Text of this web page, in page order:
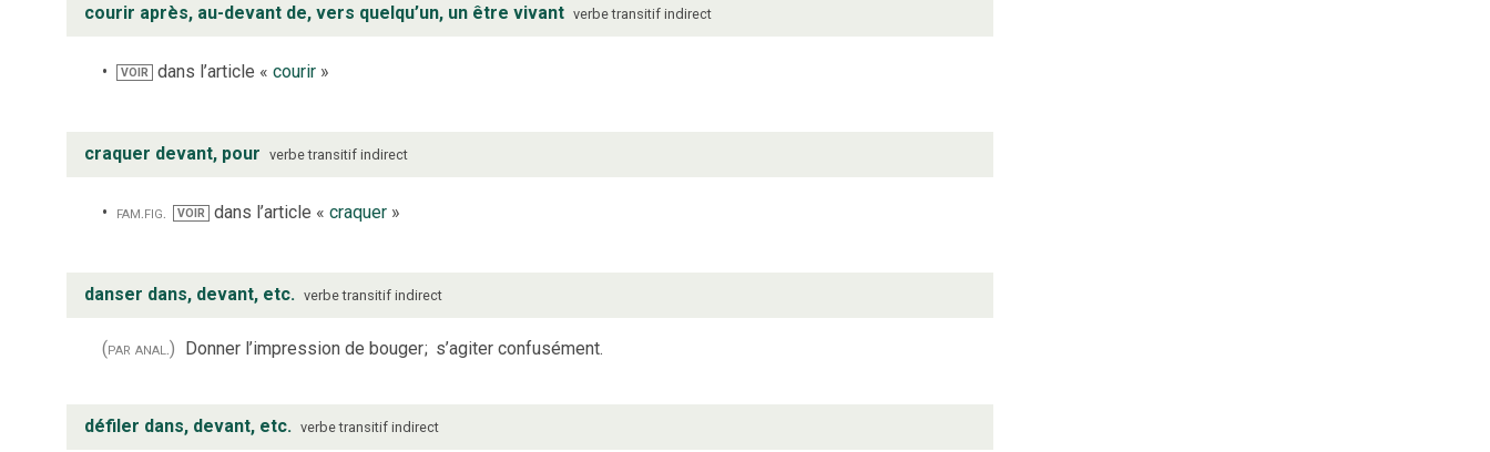
courir après, au-devant de, vers quelqu’un, un être vivant verbe transitif indirect
VOIR dans l’article «courir »
craquer devant, pour verbe transitif indirect
fam. fig. VOIR dans l’article « craquer»
danser dans, devant, etc. verbe transitif indirect
(par anal.) Donner l’impression de bouger; s’agiter confusément.
défiler dans, devant, etc. verbe transitif indirect